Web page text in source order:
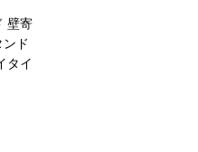
壁寄
ド
タイ